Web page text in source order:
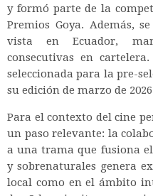
y formó parte de la
Premios Goya. Además,
vista en Ecuador,
consecutivas en
seleccionada para la pre-
su edición de marzo de
Para el contexto del cine
un paso relevante: la
a una trama que fusiona
y sobrenaturales genera
local como en el ámbito